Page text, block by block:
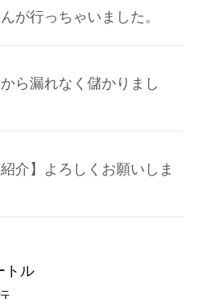
が行っちゃいました。
ら漏れなく儲かりまし
紹介】よろしくお願いしま
トル